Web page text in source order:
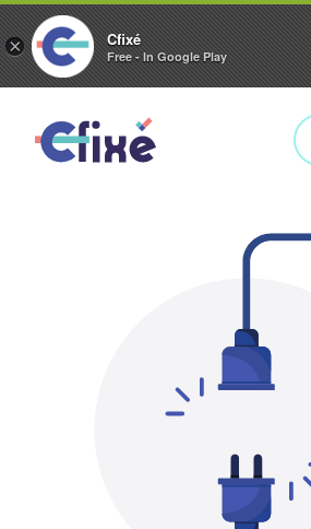
× Cfixé
Free - In Google Play